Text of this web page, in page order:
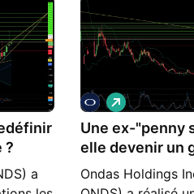
?
a
Une ex-"penny
elle devenir un
défense ?
Ondas Holdings
L
o
n